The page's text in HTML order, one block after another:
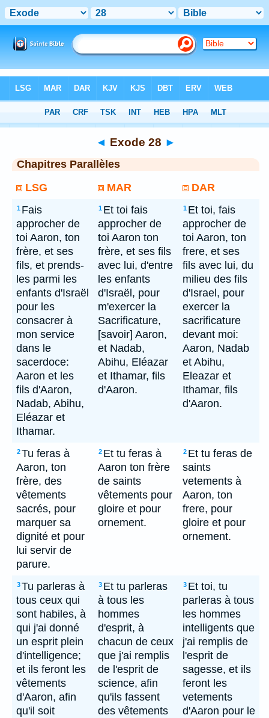
◄ Exode 28 ►
Chapitres Parallèles
LSG
MAR DAR
1 Fais
approcher de
toi Aaron, ton
frère, et ses
fils, et prends-
les parmi les
enfants d'Israël
pour les
consacrer à
mon service
dans le
sacerdoce:
Aaron et les
fils d'Aaron,
Nadab, Abihu,
Eléazar et
Ithamar.
1 Et toi fais
approcher de
toi Aaron ton
frère, et ses fils
avec lui, d'entre
les enfants
d'Israël, pour
m'exercer la
Sacrificature,
[savoir] Aaron,
et Nadab,
Abihu, Eléazar
et Ithamar, fils
d'Aaron.
1 Et toi, fais
approcher de
toi Aaron, ton
frere, et ses
fils avec lui, du
milieu des fils
d'Israel, pour
exercer la
sacrificature
devant moi:
Aaron, Nadab
et Abihu,
Eleazar et
Ithamar, fils
d'Aaron.
2Tu feras à
Aaron, ton
frère, des
vêtements
sacrés, pour
marquer sa
dignité et pour
lui servir de
parure.
2 Et tu feras à
Aaron ton frère
de saints
vêtements pour
gloire et pour
ornement.
2 Et tu feras de
saints
vetements à
Aaron, ton
frere, pour
gloire et pour
ornement.
3Tu parleras à
tous ceux qui
sont habiles, à
qui j'ai donné
un esprit plein
d'intelligence;
et ils feront les
vêtements
d'Aaron, afin
qu'il soit
3 Et tu parleras
à tous les
hommes
d'esprit, à
chacun de ceux
que j'ai remplis
de l'esprit de
science, afin
qu'ils fassent
des vêtements
3 Et toi, tu
parleras à tous
les hommes
intelligents que
j'ai remplis de
l'esprit de
sagesse, et ils
feront les
vetements
d'Aaron pour le